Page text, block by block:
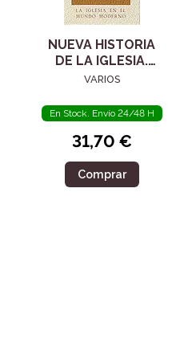
NUEVA HISTORIA
DE LA IGLESIA.
TOMO V. LA
MUNDO MODERNO
VARIOS
En Stock. Envío 24/48 H
31,70 €
Comprar